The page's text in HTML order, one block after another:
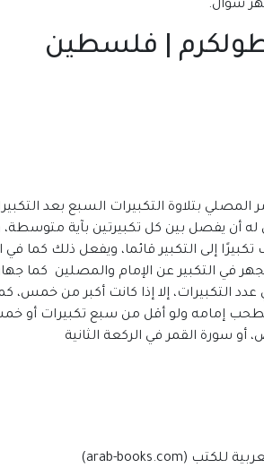
بتلاوة التكبيرات السبع بعد
له أن يفصل بين كل تكبيرتين بآية
تكبيرًا إلى التكبير قائما، ويفعل ذلك
في التكبير عن الإمام والمصلين كما
التكبيرات، إلا إذا كانت أكبر من
إمامه ولو أقل من سبع تكبيرات أو
أو سورة القمر في الركعة الثانية